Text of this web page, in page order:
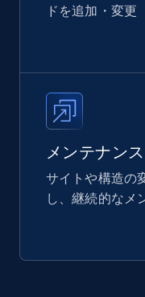
ドを追加・変更
メンテナン
サイトや構造の
し、継続的なメ